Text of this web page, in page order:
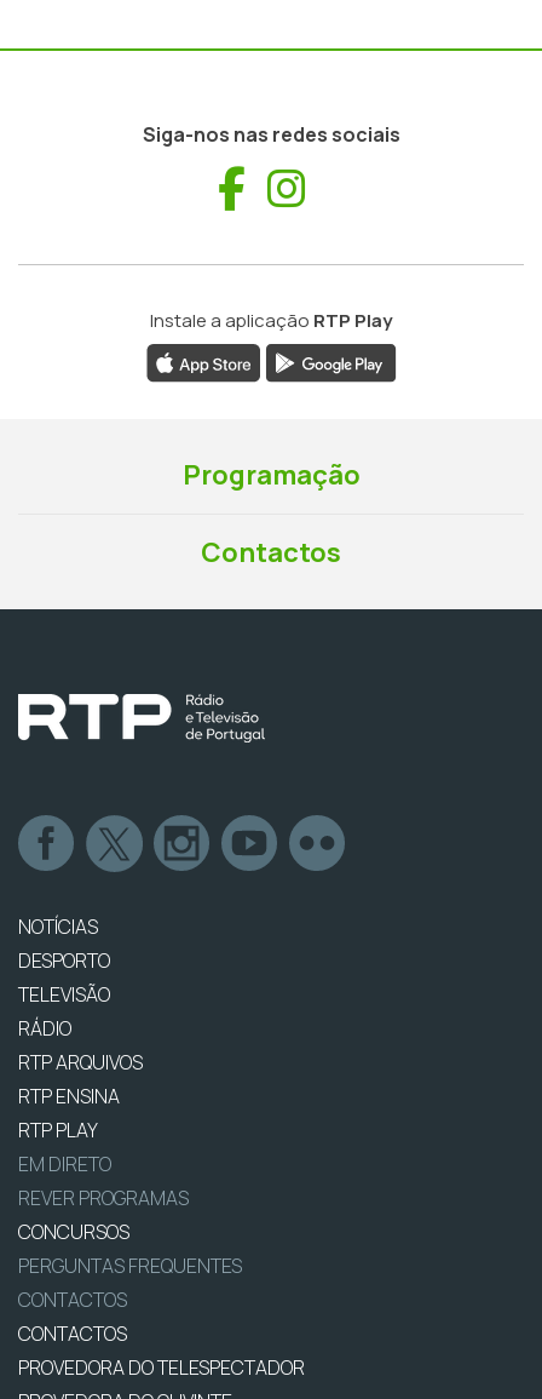
Siga-nos nas redes sociais
Facebook
Instale a aplicação RTP Play
Programação
Contactos
NOTÍCIAS
DESPORTO
TELEVISÃO
RÁDIO
RTP ARQUIVOS
RTP ENSINA
RTP PLAY
EM DIRETO
REVER PROGRAMAS
CONCURSOS
PERGUNTAS FREQUENTES
CONTACTOS
CONTACTOS
PROVEDORA DO TELESPECTADOR